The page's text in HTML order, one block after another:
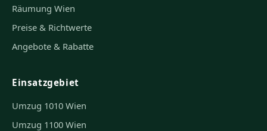
Räumung Wien
Preise & Richtwerte
Angebote & Rabatte
Einsatzgebiet
Umzug 1010 Wien
Umzug 1100 Wien